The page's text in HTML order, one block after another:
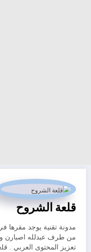
قلعة الشروح
من طرف عبدلله اصبارن و
تعزيز المحتوى العربي .